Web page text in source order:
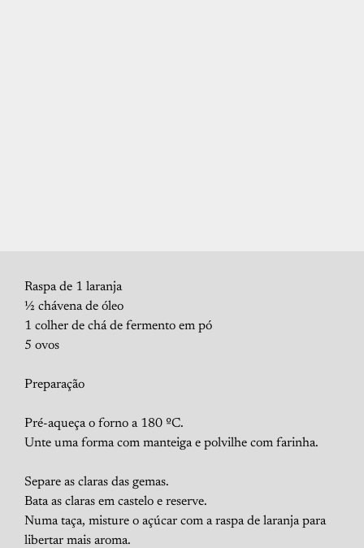
Raspa de 1 laranja
½ chávena de óleo
1 colher de chá de fermento em pó
5 ovos
Preparação
Pré-aqueça o forno a 180 ºC.
Unte uma forma com manteiga e polvilhe com farinha.
Separe as claras das gemas.
Bata as claras em castelo e reserve.
Numa taça, misture o açúcar com a raspa de laranja para
libertar mais aroma.